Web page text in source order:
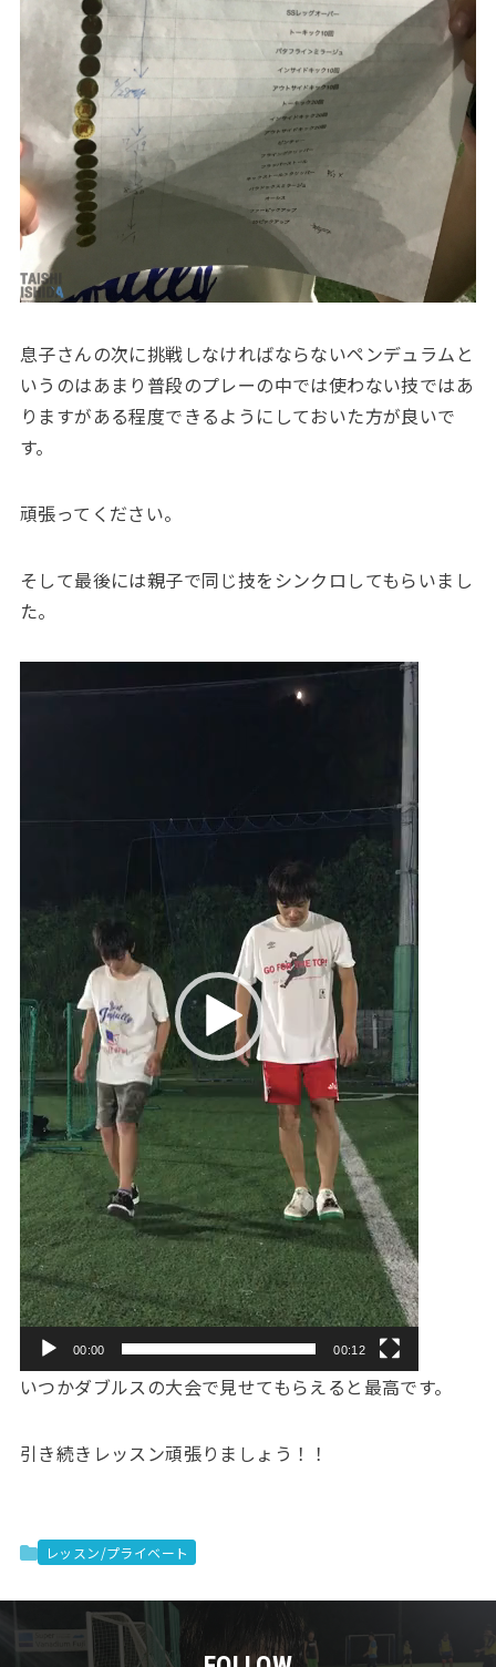
息子さんの次に挑戦しなければならないペンデュラムと
いうのはあまり普段のプレーの中では使わない技ではあ
りますがある程度できるようにしておいた方が良いで
す。
頑張ってください。
そして最後には親子で同じ技をシンクロしてもらいまし
た。
00:00 00:12
いつかダブルスの大会で見せてもらえると最高です。
引き続きレッスン頑張りましょう！！
レッスン/プライベート